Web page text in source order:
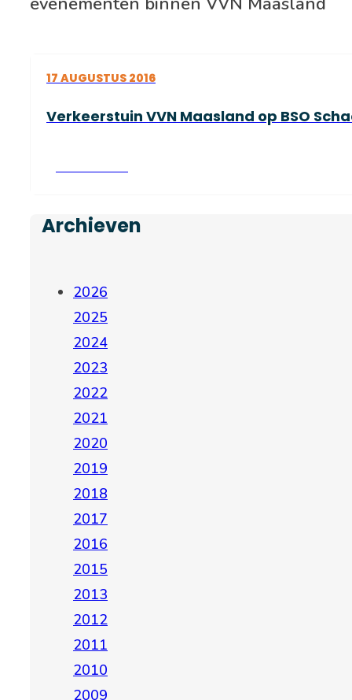
17 AUGUSTUS 2016
Verkeerstuin VVN Maasland op BSO
Archieven
2026
2025
2024
2023
2022
2021
2020
2019
2018
2017
2016
2015
2013
2012
2011
2010
2009